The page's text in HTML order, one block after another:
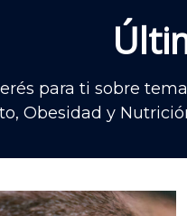
para ti sobre
Obesidad y